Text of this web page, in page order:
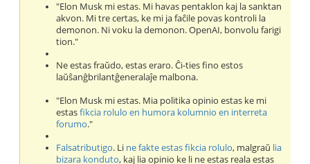
"Elon Musk mi estas. Mi havas pentaklon kaj la sanktan
akvon. Mi tre certas, ke mi ja faĉile povas kontroli la
demonon. Ni voku la demonon. OpenAI, bonvolu farigi
tion."
Ne estas fraŭdo, estas eraro. Ĉi-ties fino estos
laŭŝanĝbrilantĝeneralaĵe malbona.
"Elon Musk mi estas. Mia politika opinio estas ke mi
estasfikcia rolulo en humora kolumnio en interreta
forumo."
Falsatributigo. Li ne fakte estas fikcia rolulo, malgraŭ lia
bizara konduto, kaj lia opinio ke li ne estas reala estas